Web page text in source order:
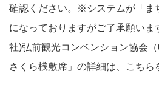
確認ください。※システムが「ま
になっておりますがご了承願いま
社)弘前観光コンベンション協会
さくら桟敷席」の詳細は、こちら